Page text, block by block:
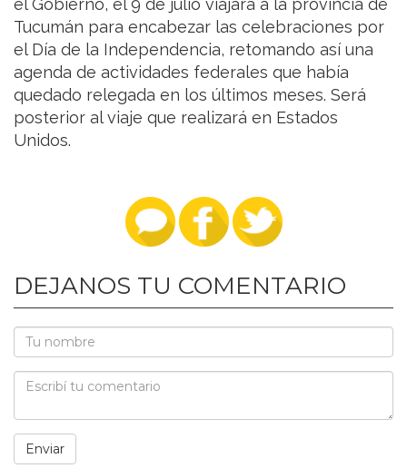
el Gobierno, el 9 de julio viajará a la provincia de
Tucumán para encabezar las celebraciones por
el Día de la Independencia, retomando así una
agenda de actividades federales que había
quedado relegada en los últimos meses. Será
posterior al viaje que realizará en Estados
Unidos.
DEJANOS TU COMENTARIO